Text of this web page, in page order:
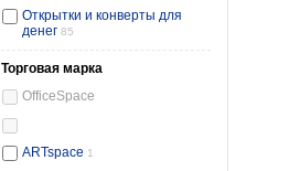
Открытки и конверты для
денег 85
Торговая марка
OfficeSpace
ARTspace 1